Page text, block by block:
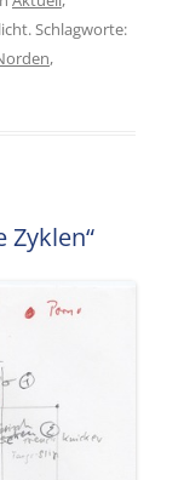
Schlagworte:
,
Zyklen“